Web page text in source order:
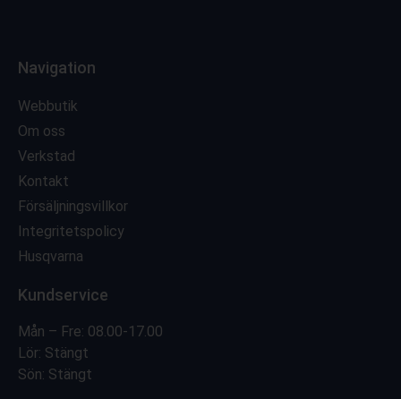
Navigation
Webbutik
Om oss
Verkstad
Kontakt
Försäljningsvillkor
Integritetspolicy
Husqvarna
Kundservice
Mån – Fre: 08.00-17.00
Lör: Stängt
Sön: Stängt